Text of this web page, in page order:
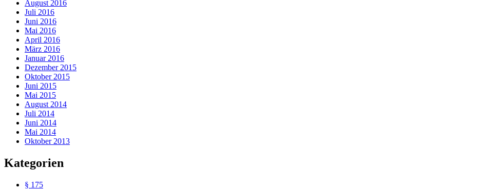
August 2016
Juli 2016
Juni 2016
Mai 2016
April 2016
März 2016
Januar 2016
Dezember 2015
Oktober 2015
Juni 2015
Mai 2015
August 2014
Juli 2014
Juni 2014
Mai 2014
Oktober 2013
Kategorien
§ 175